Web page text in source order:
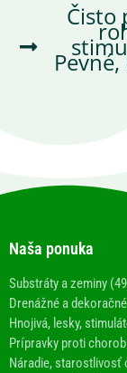
Čisto
Naša ponuka
Substráty a zeminy
Drenážné a
Hnojivá, lesky,
Prípravky proti
Náradie, starostlivosť